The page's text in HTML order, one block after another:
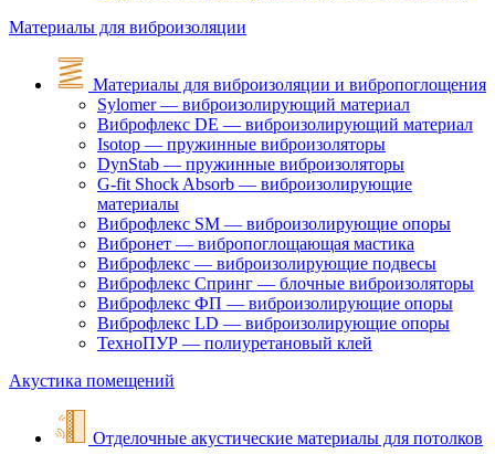
Материалы для виброизоляции
Материалы для виброизоляции и вибропоглощения
Sylomer — виброизолирующий материал
Виброфлекс DE — виброизолирующий материал
Isotop — пружинные виброизоляторы
DynStab — пружинные виброизоляторы
G-fit Shock Absorb — виброизолирующие
материалы
Виброфлекс SM — виброизолирующие опоры
Вибронет — вибропоглощающая мастика
Виброфлекс — виброизолирующие подвесы
Виброфлекс Спринг — блочные виброизоляторы
Виброфлекс ФП — виброизолирующие опоры
Виброфлекс LD — виброизолирующие опоры
ТехноПУР — полиуретановый клей
Акустика помещений
Отделочные акустические материалы для потолков